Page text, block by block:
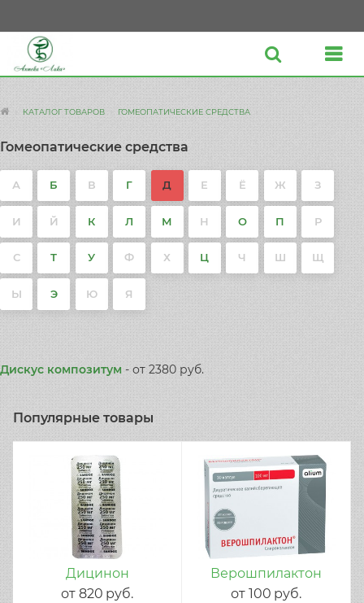
КАТАЛОГ ТОВАРОВ ГОМЕОПАТИЧЕСКИЕ СРЕДСТВА
Гомеопатические средства
А Б В Г Д Е Ё Ж З
И Й К Л М Н О П Р
С Т У Ф Х Ц Ч Ш Щ
Ы Э Ю Я
Дискус композитум - от 2380 руб.
Популярные товары
Дицинон
от 820 руб.
Верошпилактон
от 100 руб.